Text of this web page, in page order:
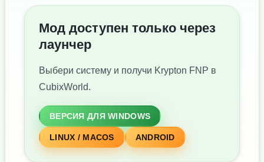
Мод доступен только через
лаунчер
Выбери систему и получи Krypton FNP в
CubixWorld.
ВЕРСИЯ ДЛЯ WINDOWS
LINUX / MACOS ANDROID